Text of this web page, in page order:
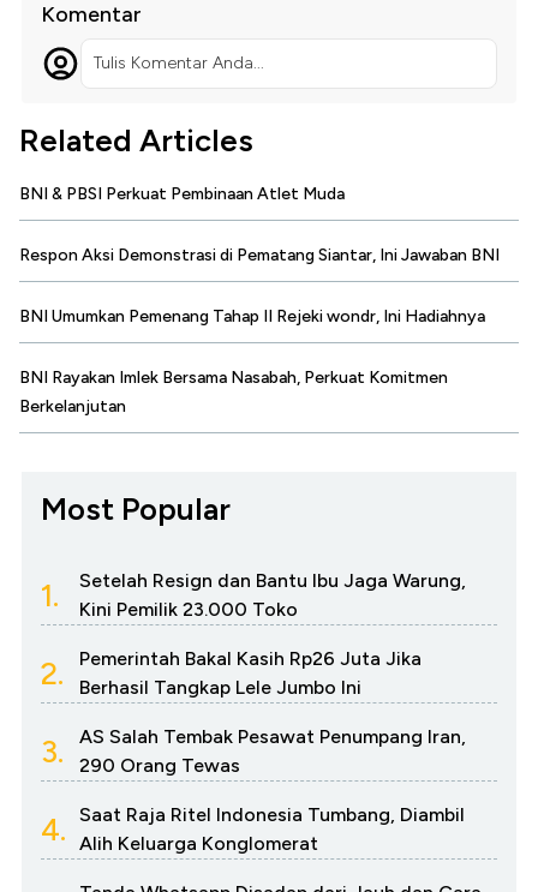
Komentar
Tulis Komentar Anda...
Related Articles
BNI & PBSI Perkuat Pembinaan Atlet Muda
Respon Aksi Demonstrasi di Pematang Siantar, Ini Jawaban BNI
BNI Umumkan Pemenang Tahap II Rejeki wondr, Ini Hadiahnya
BNI Rayakan Imlek Bersama Nasabah, Perkuat Komitmen
Berkelanjutan
Most Popular
1.
Setelah Resign dan Bantu Ibu Jaga Warung,
Kini Pemilik 23.000 Toko
2.
Pemerintah Bakal Kasih Rp26 Juta Jika
Berhasil Tangkap Lele Jumbo Ini
3.
AS Salah Tembak Pesawat Penumpang Iran,
290 Orang Tewas
4.
Saat Raja Ritel Indonesia Tumbang, Diambil
Alih Keluarga Konglomerat